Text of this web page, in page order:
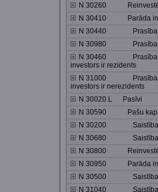
N 30260
N 30410 Parāda
N 30440 Prasības
N 30980 Prasības
N 30460 Prasības
investors ir rezidents
N 31000 Prasības
investors ir nerezidents
N 30020 L Pasīvi
N 30590 Pašu
N 30200 Saistības
N 30680 Saistības
N 30800
N 30950 Parāda
N 30500 Saistības
N 31040 Saistības